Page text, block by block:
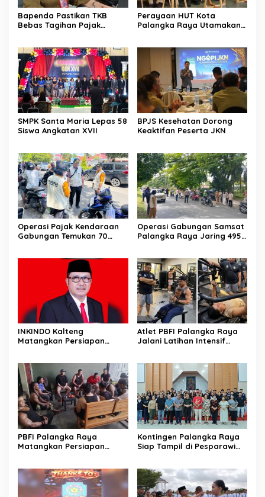
Bapenda Pastikan TKB
Bebas Tagihan Pajak
Perayaan HUT Kota
Palangka Raya Utamakan
SMPK Santa Maria Lepas 58
Siswa Angkatan XVII
BPJS Kesehatan Dorong
Keaktifan Peserta JKN
Operasi Pajak Kendaraan
Gabungan Temukan 70
Operasi Gabungan Samsat
Palangka Raya Jaring 495
INKINDO Kalteng
Matangkan Persiapan
Atlet PBFI Palangka Raya
Jalani Latihan Intensif
PBFI Palangka Raya
Matangkan Persiapan
Kontingen Palangka Raya
Siap Tampil di Pesparawi